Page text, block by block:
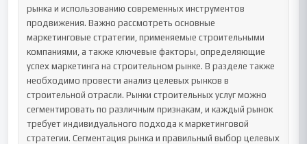
рынка и использованию современных инструментов
продвижения. Важно рассмотреть основные
маркетинговые стратегии, применяемые строительными
компаниями, а также ключевые факторы, определяющие
успех маркетинга на строительном рынке. В разделе также
необходимо провести анализ целевых рынков в
строительной отрасли. Рынки строительных услуг можно
сегментировать по различным признакам, и каждый рынок
требует индивидуального подхода к маркетинговой
стратегии. Сегментация рынка и правильный выбор целевых